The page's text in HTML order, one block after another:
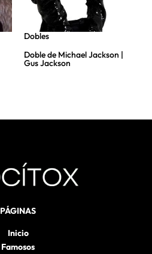
Dobles
Doble de Michael Jackson |
Gus Jackson
PÁGINAS
Inicio
Famosos